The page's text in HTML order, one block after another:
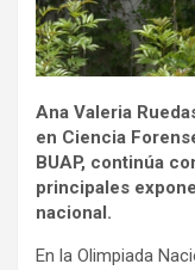
Ana Valeria
en Ciencia
BUAP, continúa
principales
nacional.
En la Olimpiada